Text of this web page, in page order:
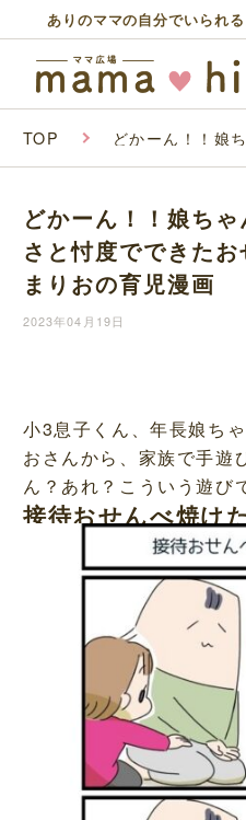
ありのママの自分でいられ
TOP どかーん！！娘
漫画
どかーん！！娘ち
さと忖度でできたお
まりおの育児漫画
2023年04月19日
小3息子くん、年長娘ち
おさんから、家族で手遊
ん？あれ？こういう遊び
接待おせんべ焼け